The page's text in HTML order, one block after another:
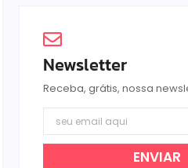
Newsletter
Receba, grátis, nossa
ENVIAR